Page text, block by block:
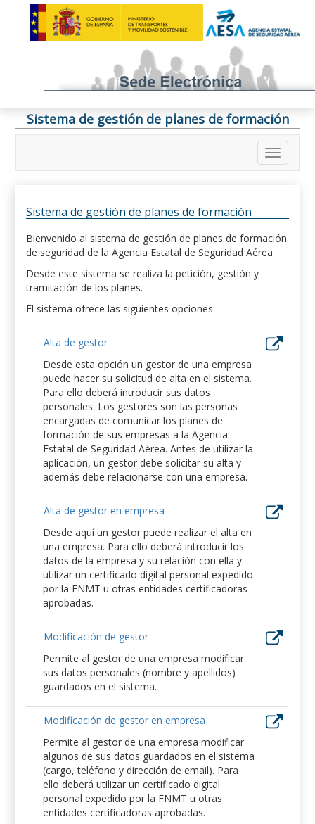
Sistema de gestión de planes de formación
Sistema de gestión de planes de formación
Bienvenido al sistema de gestión de planes de formación
de seguridad de la Agencia Estatal de Seguridad Aérea.
Desde este sistema se realiza la petición, gestión y
tramitación de los planes.
El sistema ofrece las siguientes opciones:
Alta de gestor
Desde esta opción un gestor de una empresa
puede hacer su solicitud de alta en el sistema.
Para ello deberá introducir sus datos
personales. Los gestores son las personas
encargadas de comunicar los planes de
formación de sus empresas a la Agencia
Estatal de Seguridad Aérea. Antes de utilizar la
aplicación, un gestor debe solicitar su alta y
además debe relacionarse con una empresa.
Alta de gestor en empresa
Desde aquí un gestor puede realizar el alta en
una empresa. Para ello deberá introducir los
datos de la empresa y su relación con ella y
utilizar un certificado digital personal expedido
por la FNMT u otras entidades certificadoras
aprobadas.
Modificación de gestor
Permite al gestor de una empresa modificar
sus datos personales (nombre y apellidos)
guardados en el sistema.
Modificación de gestor en empresa
Permite al gestor de una empresa modificar
algunos de sus datos guardados en el sistema
(cargo, teléfono y dirección de email). Para
ello deberá utilizar un certificado digital
personal expedido por la FNMT u otras
entidades certificadoras aprobadas.